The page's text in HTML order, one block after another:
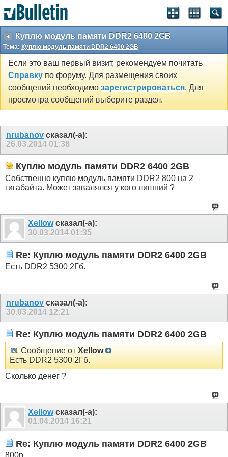
Куплю модуль памяти DDR2 6400 2GB
Тема: Куплю модуль памяти DDR2 6400 2GB
Если это ваш первый визит, рекомендуем почитать
Справку по форуму. Для размещения своих
сообщений необходимо зарегистрироваться. Для
просмотра сообщений выберите раздел.
nrubanov сказал(-а):
26.03.2014 01:38
Куплю модуль памяти DDR2 6400 2GB
Собственно куплю модуль памяти DDR2 800 на 2
гигабайта. Может завалялся у кого лишний ?
Xellowсказал(-а):
30.03.2014 01:35
Re: Куплю модуль памяти DDR2 6400 2GB
Есть DDR2 5300 2Гб.
nrubanov сказал(-а):
30.03.2014 12:21
Re: Куплю модуль памяти DDR2 6400 2GB
Сообщение от Xellow
Есть DDR2 5300 2Гб.
Сколько денег ?
Xellowсказал(-а):
01.04.2014 16:21
Re: Куплю модуль памяти DDR2 6400 2GB
800р